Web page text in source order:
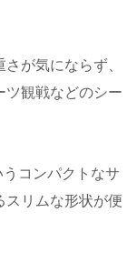
が気にならず、
ツ観戦などのシー
コンパクトなサ
スリムな形状が便